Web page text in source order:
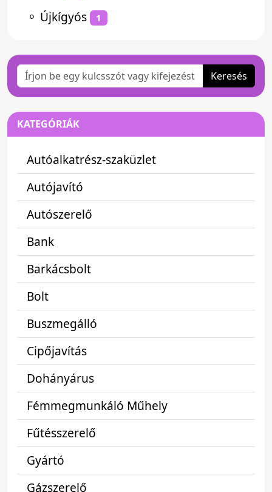
⚬ Újkígyós 1
Keresés
KATEGÓRIÁK
Autóalkatrész-szaküzlet
Autójavító
Autószerelő
Bank
Barkácsbolt
Bolt
Buszmegálló
Cipőjavítás
Dohányárus
Fémmegmunkáló Műhely
Fűtésszerelő
Gyártó
Gázszerelő